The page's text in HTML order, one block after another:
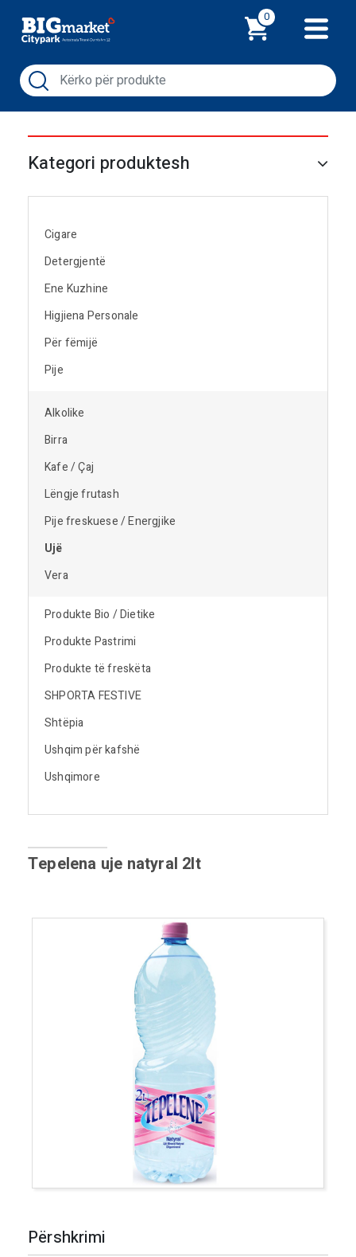
0
Kategori produktesh
Cigare
Detergjentë
Ene Kuzhine
Higjiena Personale
Për fëmijë
Pije
Alkolike
Birra
Kafe / Çaj
Lëngje frutash
Pije freskuese / Energjike
Ujë
Vera
Produkte Bio / Dietike
Produkte Pastrimi
Produkte të freskëta
SHPORTA FESTIVE
Shtëpia
Ushqim për kafshë
Ushqimore
Tepelena uje natyral 2lt
Përshkrimi